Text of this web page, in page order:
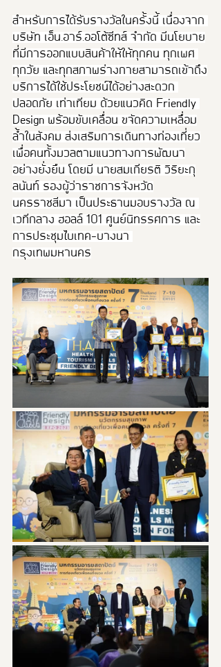
สำหรับการได้รับรางวัลในครั้งนี้ เนื่องจาก
บริษัท เอ็น.อาร์.ออโต้ซีทส์ จำกัด มีนโยบาย
ที่มีการออกแบบสินค้าให้ให้ทุกคน ทุกเพศ
ทุกวัย และทุกสภาพร่างกายสามารถเข้าถึง
บริการได้ใช้ประโยชน์ได้อย่างสะดวก
ปลอดภัย เท่าเทียม ด้วยแนวคิด Friendly
Design พร้อมขับเคลื่อน ขจัดความเหลื่อม
ล้ำในสังคม ส่งเสริมการเดินทางท่องเที่ยว
เพื่อคนทั้งมวลตามแนวทางการพัฒนา
อย่างยั่งยืน โดยมี นายสมเกียรติ วิริยะกุ
ลนันท์ รองผู้ว่าราชการจังหวัด
นครราชสีมา เป็นประธานมอบรางวัล ณ
เวทีกลาง ฮอลล์ 101 ศูนย์นิทรรศการ และ
การประชุมไบเทค-บางนา
กรุงเทพมหานคร